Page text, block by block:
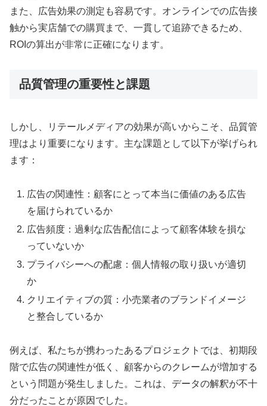
また、広告効果の測定も容易です。オンラインでの広告接
触から実店舗での購買まで、一貫して追跡できるため、
ROIの算出が非常に正確になります。
品質管理の重要性と課題
しかし、リテールメディアの効果が高いからこそ、品質管
理はより重要になります。主な課題として以下が挙げられ
ます：
広告の関連性：顧客にとって本当に価値のある広告
を届けられているか
広告頻度：過剰な広告配信によって顧客体験を損な
っていないか
プライバシーへの配慮：個人情報の取り扱いが適切
か
クリエイティブの質：小売業者のブランドイメージ
と整合しているか
例えば、私たちが携わったあるプロジェクトでは、初期段
階で広告の関連性が低く、顧客からのクレームが増加する
という問題が発生しました。これは、データの解釈が不十
分だったことが原因でした。